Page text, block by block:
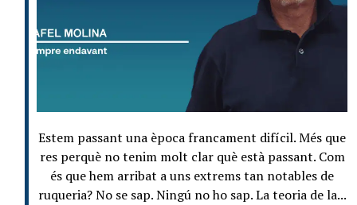
Estem passant una època francament difícil. Més que
res perquè no tenim molt clar què està passant. Com
és que hem arribat a uns extrems tan notables de
ruqueria? No se sap. Ningú no ho sap. La teoria de la...